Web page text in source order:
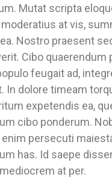
Mutat scripta
at vis,
Nostro praesent
Cibo quaerendum
feugait ad,
In dolore timeam
expetendis ea,
cibo ponderum.
enim persecuti
has. Id saepe
at per.